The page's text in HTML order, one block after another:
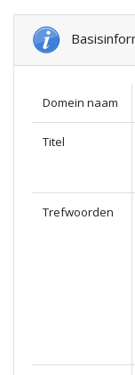
Domein naam
Titel
Trefwoorden